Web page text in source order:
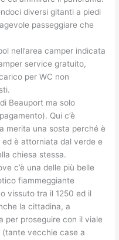
diversi gitanti a piedi
passeggiare che
nell’area camper indicata
service gratuito,
per WC non
Beauport ma solo
Qui c’è
merita una sosta perché è
è attorniata dal verde e
chiesa stessa.
c’è una delle più belle
fiammeggiante
vissuto tra il 1250 ed il
la cittadina, a
per proseguire con il viale
(tante vecchie case a